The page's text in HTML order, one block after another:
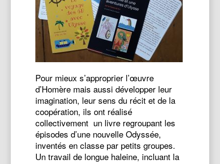
Pour mieux s’approprier l’œuvre
d’Homère mais aussi développer leur
imagination, leur sens du récit et de la
coopération, ils ont réalisé
collectivement un livre regroupant les
épisodes d’une nouvelle Odyssée,
inventés en classe par petits groupes.
Un travail de longue haleine, incluant la